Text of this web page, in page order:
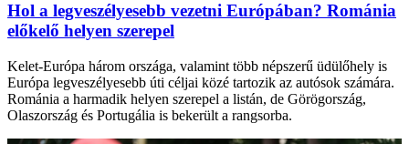
Hol a legveszélyesebb vezetni Európában? Románia
előkelő helyen szerepel
Kelet-Európa három országa, valamint több népszerű üdülőhely is
Európa legveszélyesebb úti céljai közé tartozik az autósok számára.
Románia a harmadik helyen szerepel a listán, de Görögország,
Olaszország és Portugália is bekerült a rangsorba.